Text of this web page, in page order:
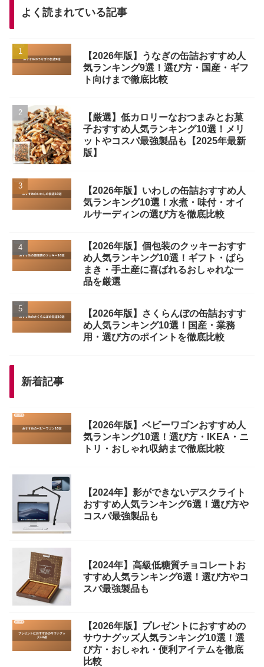
よく読まれている記事
【2026年版】うなぎの缶詰おすすめ人
気ランキング9選！選び方・国産・ギフ
ト向けまで徹底比較
【厳選】低カロリーなおつまみとお菓
子おすすめ人気ランキング10選！メリ
ットやコスパ最強製品も【2025年最新
版】
【2026年版】いわしの缶詰おすすめ人
気ランキング10選！水煮・味付・オイ
ルサーディンの選び方を徹底比較
【2026年版】個包装のクッキーおすす
め人気ランキング10選！ギフト・ばら
まき・手土産に喜ばれるおしゃれな一
品を厳選
【2026年版】さくらんぼの缶詰おすす
め人気ランキング10選！国産・業務
用・選び方のポイントを徹底比較
新着記事
【2026年版】ベビーワゴンおすすめ人
気ランキング10選！選び方・IKEA・ニ
トリ・おしゃれ収納まで徹底比較
【2024年】影ができないデスクライト
おすすめ人気ランキング6選！選び方や
コスパ最強製品も
【2024年】高級低糖質チョコレートお
すすめ人気ランキング6選！選び方やコ
スパ最強製品も
【2026年版】プレゼントにおすすめの
サウナグッズ人気ランキング10選！選
び方・おしゃれ・便利アイテムを徹底
比較